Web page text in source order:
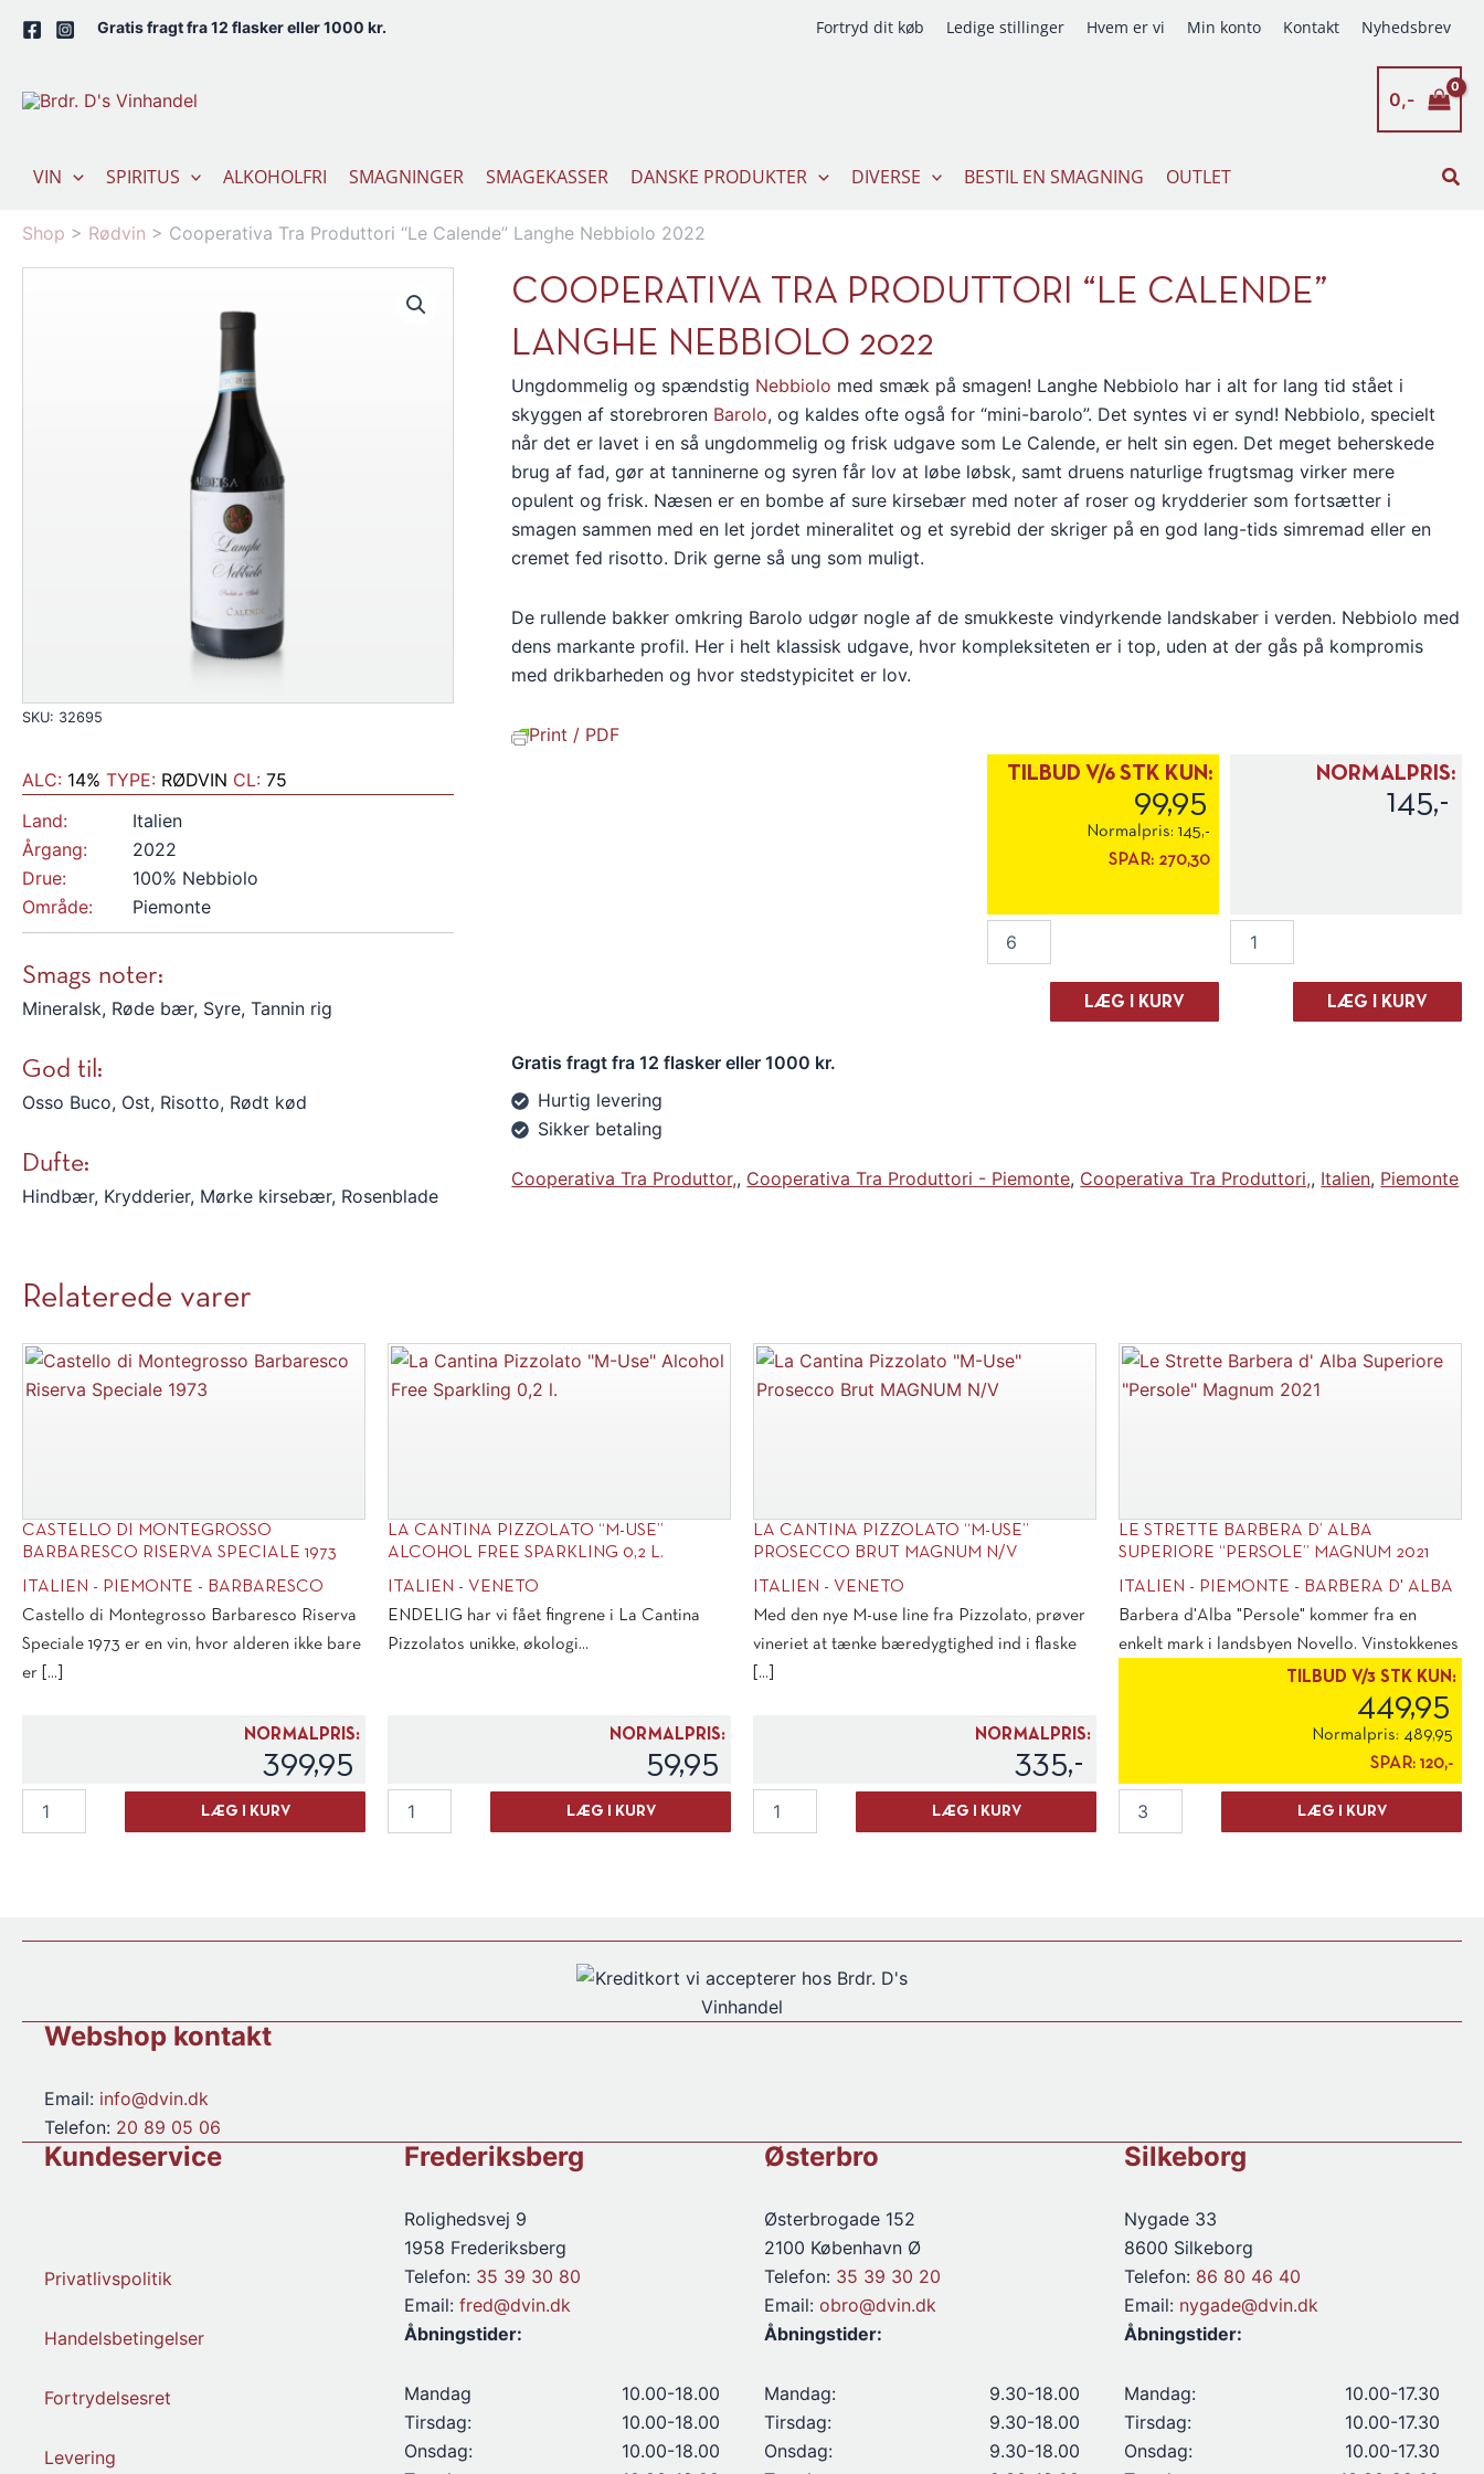
Gratis fragt fra 12 flasker eller 1000 kr. Fortryd dit køb Ledige stillinger Hvem er vi Min konto Kontakt Nyhedsbrev
0,-
VIN SPIRITUS ALKOHOLFRI SMAGNINGER SMAGEKASSER DANSKE PRODUKTER DIVERSE BESTIL EN SMAGNING OUTLET Søg
Shop > Rødvin > Cooperativa Tra Produttori “Le Calende” Langhe Nebbiolo 2022
SKU: 32695
ALC: 14% TYPE: RØDVIN CL: 75
Land:
Italien
Årgang:
2022
Drue:
100% Nebbiolo
Område:
Piemonte
Smags noter:
Mineralsk, Røde bær, Syre, Tannin rig
God til:
Osso Buco, Ost, Risotto, Rødt kød
Dufte:
Hindbær, Krydderier, Mørke kirsebær, Rosenblade
COOPERATIVA TRA PRODUTTORI “LE CALENDE”
LANGHE NEBBIOLO 2022
Ungdommelig og spændstig Nebbiolo med smæk på smagen! Langhe Nebbiolo har i alt for lang tid stået i
skyggen af storebroren Barolo, og kaldes ofte også for “mini-barolo”. Det syntes vi er synd! Nebbiolo, specielt
når det er lavet i en så ungdommelig og frisk udgave som Le Calende, er helt sin egen. Det meget beherskede
brug af fad, gør at tanninerne og syren får lov at løbe løbsk, samt druens naturlige frugtsmag virker mere
opulent og frisk. Næsen er en bombe af sure kirsebær med noter af roser og krydderier som fortsætter i
smagen sammen med en let jordet mineralitet og et syrebid der skriger på en god lang-tids simremad eller en
cremet fed risotto. Drik gerne så ung som muligt.
De rullende bakker omkring Barolo udgør nogle af de smukkeste vindyrkende landskaber i verden. Nebbiolo med
dens markante profil. Her i helt klassisk udgave, hvor kompleksiteten er i top, uden at der gås på kompromis
med drikbarheden og hvor stedstypicitet er lov.
Print / PDF
TILBUD V/6 STK KUN:
99,95
Normalpris: 145,-
SPAR: 270,30
Tra
Calende"
LÆG I KURV
NORMALPRIS:
145,-
Calende"
LÆG I KURV
Gratis fragt fra 12 flasker eller 1000 kr.
Hurtig levering
Sikker betaling
Cooperativa Tra Produttor,, Cooperativa Tra Produttori - Piemonte, Cooperativa Tra Produttori,, Italien, Piemonte
Relaterede varer
CASTELLO DI MONTEGROSSO
BARBARESCO RISERVA SPECIALE 1973
ITALIEN - PIEMONTE - BARBARESCO
Castello di Montegrosso Barbaresco Riserva
Speciale 1973 er en vin, hvor alderen ikke bare
er [...]
NORMALPRIS:
399,95
LÆG I KURV
LA CANTINA PIZZOLATO “M-USE”
ALCOHOL FREE SPARKLING 0,2 L.
ITALIEN - VENETO
ENDELIG har vi fået fingrene i La Cantina
Pizzolatos unikke, økologi...
NORMALPRIS:
59,95
Cantina
antal
LÆG I KURV
LA CANTINA PIZZOLATO “M-USE”
PROSECCO BRUT MAGNUM N/V
ITALIEN - VENETO
Med den nye M-use line fra Pizzolato, prøver
vineriet at tænke bæredygtighed ind i flaske
[...]
NORMALPRIS:
335,-
Cantina
N/V
antal
LÆG I KURV
LE STRETTE BARBERA D’ ALBA
SUPERIORE “PERSOLE” MAGNUM 2021
ITALIEN - PIEMONTE - BARBERA D' ALBA
Barbera d'Alba "Persole" kommer fra en
enkelt mark i landsbyen Novello. Vinstokkenes
TILBUD V/3 STK KUN:
449,95
Normalpris: 489,95
SPAR: 120,-
Strette
LÆG I KURV
Webshop kontakt
Email: info@dvin.dk
Telefon: 20 89 05 06
Kundeservice
Privatlivspolitik
Handelsbetingelser
Fortrydelsesret
Levering
Frederiksberg
Rolighedsvej 9
1958 Frederiksberg
Telefon: 35 39 30 80
Email: fred@dvin.dk
Åbningstider:
Mandag
10.00-18.00
Tirsdag:
10.00-18.00
Onsdag:
10.00-18.00
Østerbro
Østerbrogade 152
2100 København Ø
Telefon: 35 39 30 20
Email: obro@dvin.dk
Åbningstider:
Mandag:
9.30-18.00
Tirsdag:
9.30-18.00
Onsdag:
9.30-18.00
Silkeborg
Nygade 33
8600 Silkeborg
Telefon: 86 80 46 40
Email: nygade@dvin.dk
Åbningstider:
Mandag:
10.00-17.30
Tirsdag:
10.00-17.30
Onsdag:
10.00-17.30